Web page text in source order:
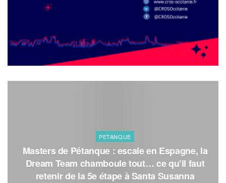
PETANQUE
Masters de Pétanque : escale en Espagne, la
Dream Team chamboule tout… ce qu’il faut
retenir de la 5e étape à Santa Susanna